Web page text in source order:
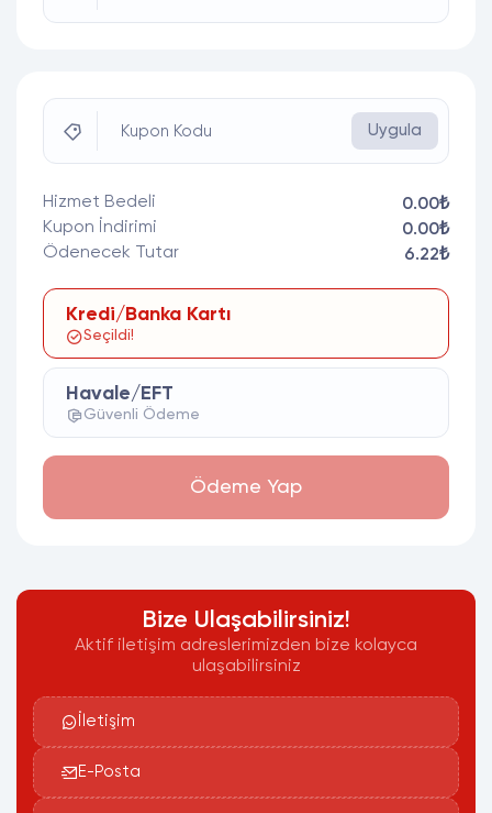
Kupon Kodu Uygula
Hizmet Bedeli
0.00₺
Kupon İndirimi
0.00₺
Ödenecek Tutar
6.22₺
Kredi/Banka Kartı
Seçildi!
Havale/EFT
Güvenli Ödeme
Ödeme Yap
Bize Ulaşabilirsiniz!
Aktif iletişim adreslerimizden bize kolayca
ulaşabilirsiniz
İletişim
E-Posta